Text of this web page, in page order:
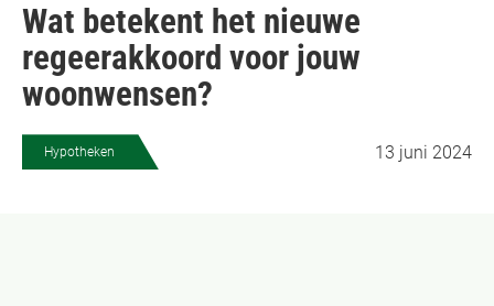
Wat betekent het nieuwe
regeerakkoord voor jouw
woonwensen?
Hypotheken 13 juni 2024